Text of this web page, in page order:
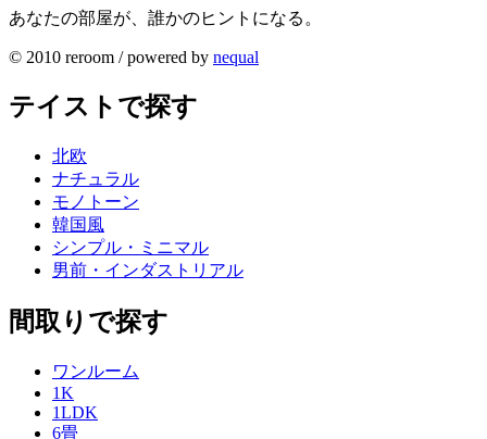
あなたの部屋が、誰かのヒントになる。
© 2010 reroom / powered by nequal
テイストで探す
北欧
ナチュラル
モノトーン
韓国風
シンプル・ミニマル
男前・インダストリアル
間取りで探す
ワンルーム
1K
1LDK
6畳